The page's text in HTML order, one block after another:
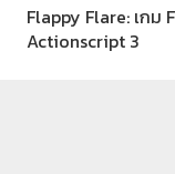
Flappy Flare: เกม
Actionscript 3